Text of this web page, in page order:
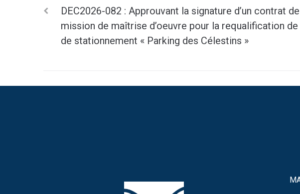
DEC2026-082 : Approuvant la signature d’un contrat de
mission de maîtrise d’oeuvre pour la requalification de
de stationnement « Parking des Célestins »